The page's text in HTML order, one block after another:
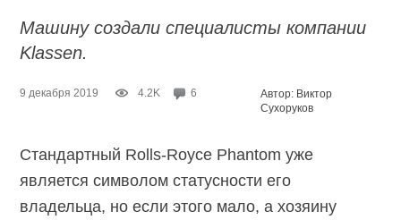
Машину создали специалисты компании
Klassen.
9 декабря 2019 4.2K 6
Автор: Виктор
Сухоруков
Стандартный Rolls-Royce Phantom уже
является символом статусности его
владельца, но если этого мало, а хозяину